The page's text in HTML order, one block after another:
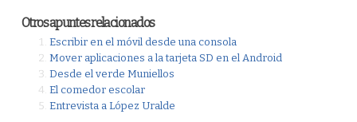
Otros apuntes relacionados
Escribir en el móvil desde una consola
Mover aplicaciones a la tarjeta SD en el Android
Desde el verde Muniellos
El comedor escolar
Entrevista a López Uralde